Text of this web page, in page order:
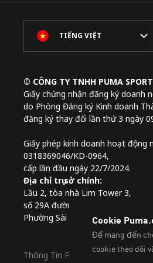
TIẾNG VIỆT
© CÔNG TY TNHH PUMA
Giấy chứng nhận đăng ký doanh
do Phòng Đăng ký Kinh doanh
đăng ký thay đổi lần thứ 3 ngày
Giấy phép kinh doanh hoạt động
0318369046/KD-0964,
cấp lần đầu ngày 22/7/2024.
Địa chỉ trụ sở chính:
Lầu 2, tòa nhà Lim Tower 3,
số 29A đường Nguyễn Đình Chiểu,
Phường Sài Gòn, Thành phố Hồ
Thông Tin Pháp Lý Và Thông Tin